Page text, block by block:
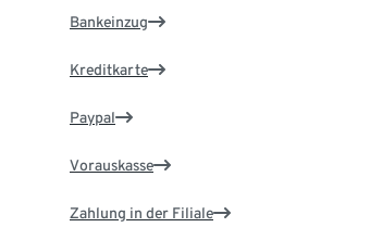
Bankeinzug
Kreditkarte
Paypal
Vorauskasse
Zahlung in der Filiale